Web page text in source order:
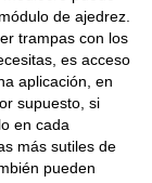
de ajedrez.
trampas con los
es acceso
aplicación, en
supuesto, si
en cada
más sutiles de
pueden